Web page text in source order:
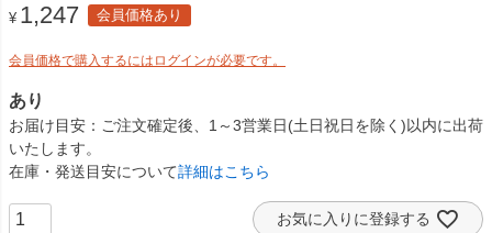
¥ 1,247 会員価格あり
会員価格で購入するにはログインが必要です。
あり
お届け目安
ご注文確定後、1～3営業日(土日祝日を除く)以内に出荷
いたします。
在庫・発送目安について詳細はこちら
お気に入りに登録する